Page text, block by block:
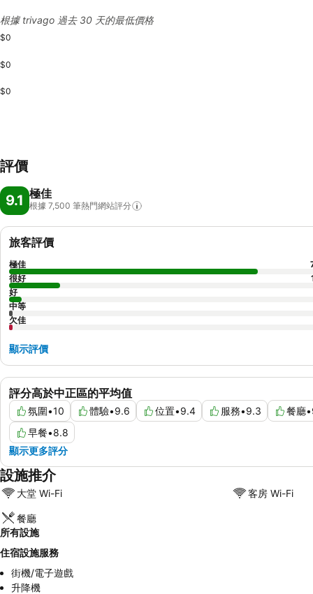
根據 trivago 過去 30 天的最低價格
$0
$0
$0
評價
9.1 極佳
根據 7,500 筆熱門網站評分
評分高於中正區的平均值
氛圍•10 體驗•9.6 位置•9.4 服務•9.3 餐廳•
早餐•8.8
顯示更多評分
旅客評價
極佳
很好
好
中等
欠佳
顯示評價
設施推介
大堂 Wi-Fi 客房 Wi-Fi
餐廳
所有設施
住宿設施服務
街機/電子遊戲
升降機